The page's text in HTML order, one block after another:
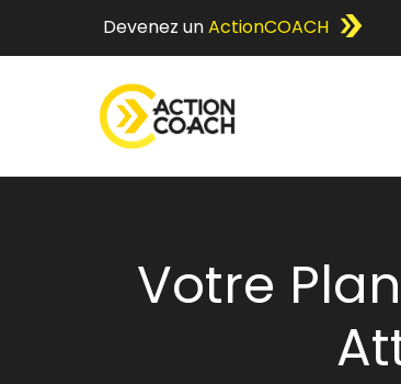
Devenez unActionCOACH
Votre